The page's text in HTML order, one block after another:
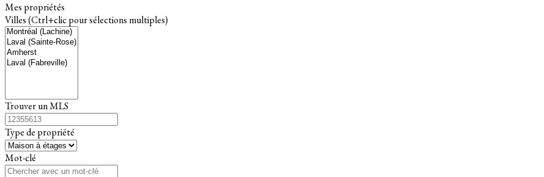
Mes propriétés
Villes (Ctrl+clic pour sélections multiples)
Trouver un MLS
Type de propriété
Mot-clé